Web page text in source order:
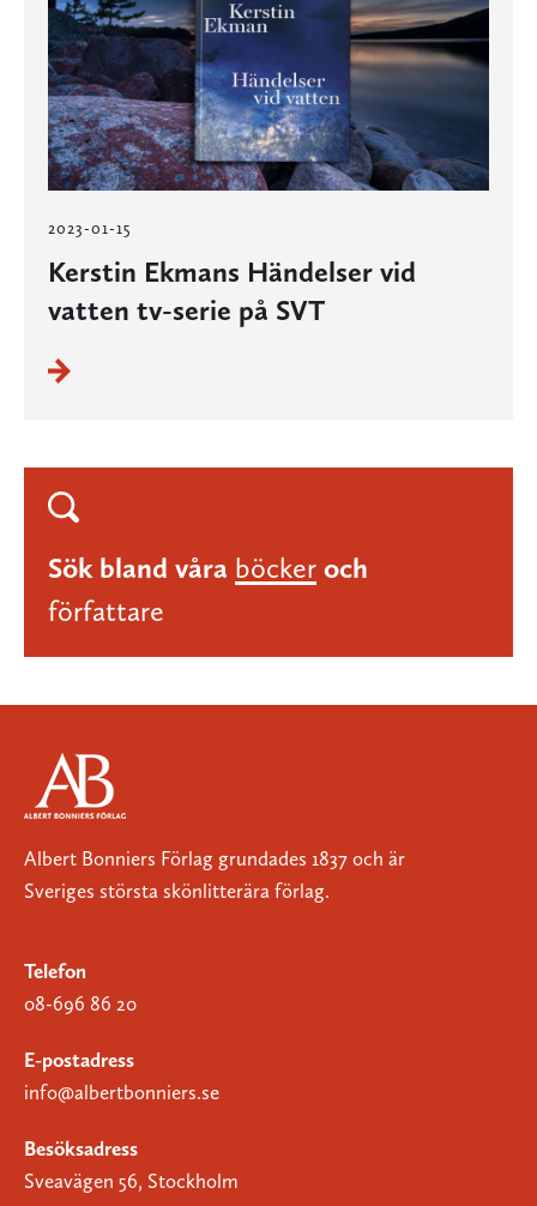
2023-01-15
Kerstin Ekmans Händelser vid
vatten tv-serie på SVT
Sök bland våra böcker och
författare
Albert Bonniers Förlag grundades 1837 och är
Sveriges största skönlitterära förlag.
Telefon
08-696 86 20
E-postadress
info@albertbonniers.se
Besöksadress
Sveavägen 56, Stockholm